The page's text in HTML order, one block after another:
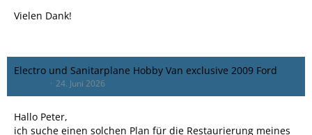
Vielen Dank!
Electro und Sanitarplane Hobby Van exclusive 2009 Ford
24. Juni 2026
Hallo Peter,
ich suche einen solchen Plan für die Restaurierung meines